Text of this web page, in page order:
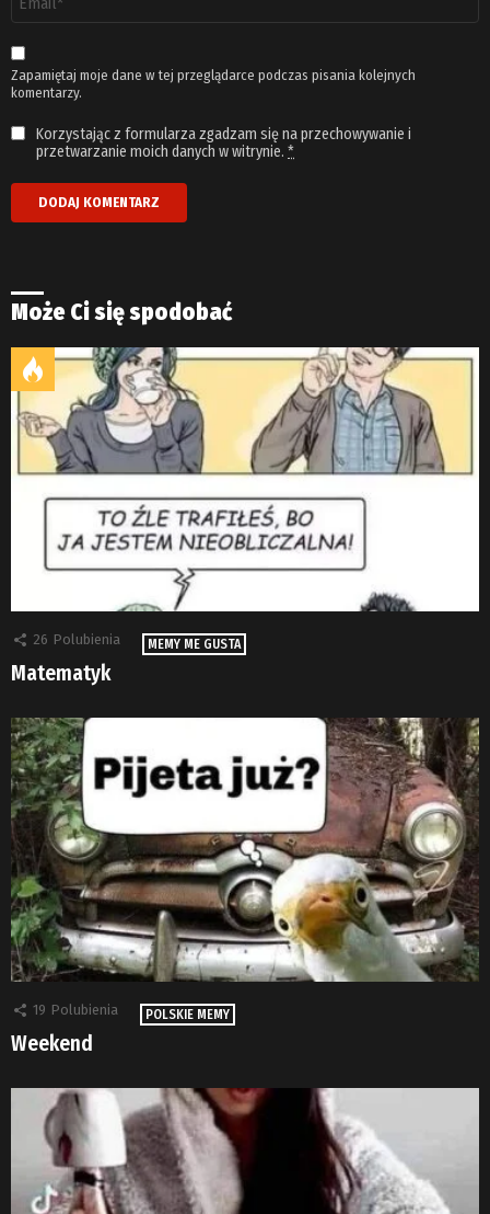
email
*
Zapamiętaj moje dane w tej przeglądarce podczas pisania kolejnych
komentarzy.
Korzystając z formularza zgadzam się na przechowywanie i
przetwarzanie moich danych w witrynie. *
Może Ci się spodobać
26 Polubienia MEMY ME GUSTA
Matematyk
19 Polubienia POLSKIE MEMY
Weekend